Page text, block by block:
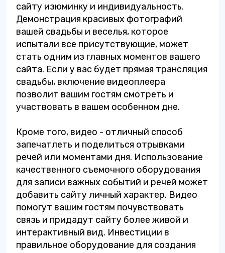
сайту изюминку и индивидуальность.
Демонстрация красивых фотографий
вашей свадьбы и веселья, которое
испытали все присутствующие, может
стать одним из главных моментов вашего
сайта. Если у вас будет прямая трансляция
свадьбы, включение видеоплеера
позволит вашим гостям смотреть и
участвовать в вашем особенном дне.
Кроме того, видео - отличный способ
запечатлеть и поделиться отрывками
речей или моментами дня. Использование
качественного съемочного оборудования
для записи важных событий и речей может
добавить сайту личный характер. Видео
помогут вашим гостям почувствовать
связь и придадут сайту более живой и
интерактивный вид. Инвестиции в
правильное оборудование для создания